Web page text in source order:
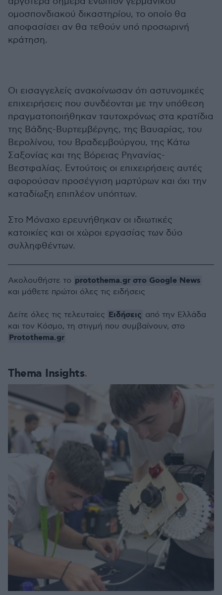
ομοσπονδιακού δικαστηρίου, το οποίο θα
αποφασίσει αν θα τεθούν υπό προσωρινή
κράτηση.
Οι εισαγγελείς ανακοίνωσαν ότι αστυνομικές
επιχειρήσεις που συνδέονται με την υπόθεση
πραγματοποιήθηκαν ταυτοχρόνως στα κρατίδια
της Βάδης-Βυρτεμβέργης, της Βαυαρίας, του
Βερολίνου, του Βραδεμβούργου, της Κάτω
Σαξονίας και της Βόρειας Ρηνανίας-
Βεστφαλίας. Εντούτοις οι επιχειρήσεις αυτές
αφορούσαν προσέγγιση μαρτύρων και όχι την
καταδίωξη επιπλέον υπόπτων.
Στο Μόναχο ερευνήθηκαν οι ιδιωτικές
κατοικίες και οι χώροι εργασίας των δύο
συλληφθέντων.
Thema Insights
Ακολουθήστε το protothema.gr στο Google News
και μάθετε πρώτοι όλες τις ειδήσεις
Δείτε όλες τις τελευταίες Ειδήσεις από την Ελλάδα
και τον Κόσμο, τη στιγμή που συμβαίνουν, στο
Protothema.gr